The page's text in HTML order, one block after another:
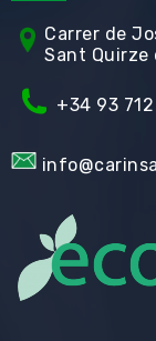
Carrer de
Sant Quirze
+34 93